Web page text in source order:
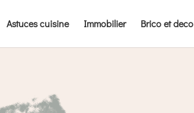
Astuces cuisine Immobilier Brico et deco